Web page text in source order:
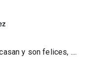
y son felices, ....